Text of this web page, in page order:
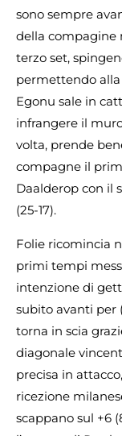
sono sempre
della compagine
terzo set,
permettendo alla
Egonu sale in
infrangere il
volta, prende
compagne il
Daalderop con il
(25-17).
Folie ricomincia
primi tempi
intenzione di
subito avanti per
torna in scia
diagonale
precisa in
ricezione
scappano sul +6